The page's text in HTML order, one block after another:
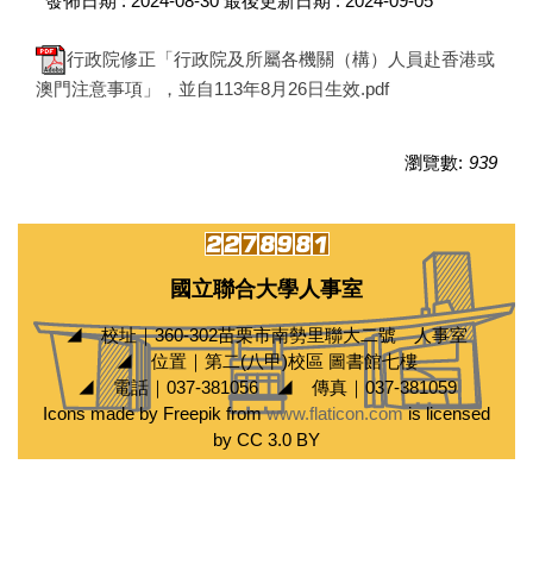
行政院修正「行政院及所屬各機關（構）人員赴香港或
澳門注意事項」，並自113年8月26日生效.pdf
瀏覽數: 939
國立聯合大學人事室
◢ 校址｜360-302苗栗市南勢里聯大二號 人事室
◢ 位置｜第二(八甲)校區 圖書館七樓
◢ 電話｜037-381056 ◢ 傳真｜037-381059
Icons made by Freepik fromwww.flaticon.comis licensed
by CC 3.0 BY